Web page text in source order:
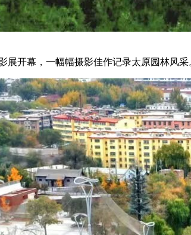
开幕，一幅幅摄影佳作记录太原园林风采